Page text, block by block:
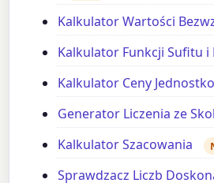
Kalkulator Wartości
Kalkulator Funkcji Sufitu i
Kalkulator Ceny
Generator Liczenia ze
Kalkulator Szacowania
Sprawdzacz Liczb